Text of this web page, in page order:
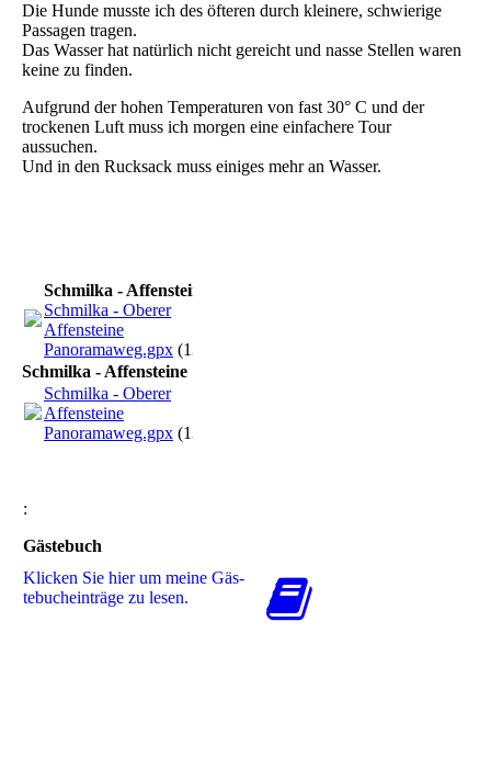
Die Hunde musste ich des öfteren durch kleinere, schwierige
Passagen tragen.
Das Wasser hat natürlich nicht gereicht und nasse Stellen waren
keine zu finden.
Aufgrund der hohen Temperaturen von fast 30° C und der
trockenen Luft muss ich morgen eine einfachere Tour
aussuchen.
Und in den Rucksack muss einiges mehr an Wasser.
Schmilka - Affensteine
Schmilka - Oberer
Affensteine
Panoramaweg.gpx (13.71KB)
Schmilka - Affensteine
Schmilka - Oberer
Affensteine
Panoramaweg.gpx (13.71KB)
:
Gästebuch
Klicken Sie hier um meine Gäs­
te­buch­ein­trä­ge zu lesen.